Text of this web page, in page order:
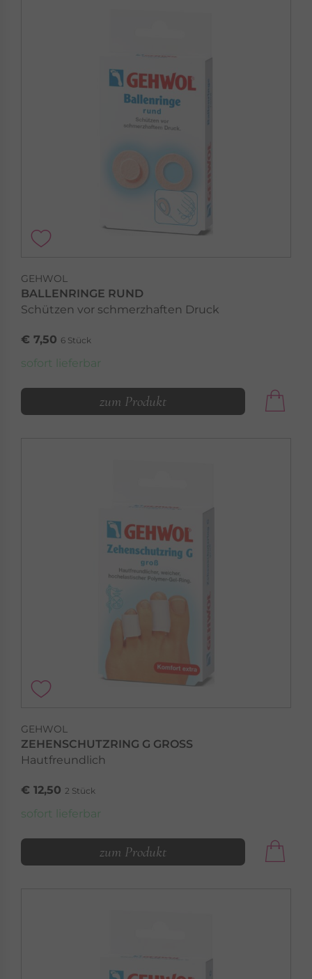
GEHWOL
BALLENRINGE RUND
Schützen vor schmerzhaften Druck
€ 7,50 6 Stück
sofort lieferbar
zum Produkt
GEHWOL
ZEHENSCHUTZRING G GROSS
Hautfreundlich
€ 12,50 2 Stück
sofort lieferbar
zum Produkt